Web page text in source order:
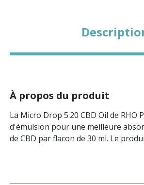
À propos du produit
La Micro Drop 5:20 CBD Oil de
d'émulsion pour une meilleure
de CBD par flacon de 30 ml. Le